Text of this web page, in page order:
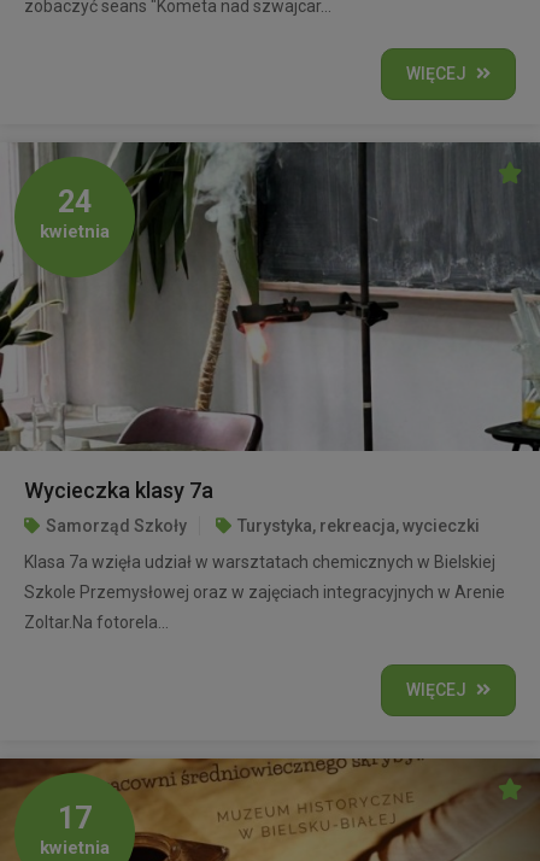
zobaczyć seans "Kometa nad szwajcar...
WIĘCEJ
24
kwietnia
Wycieczka klasy 7a
Samorząd Szkoły
Turystyka, rekreacja, wycieczki
Klasa 7a wzięła udział w warsztatach chemicznych w Bielskiej
Szkole Przemysłowej oraz w zajęciach integracyjnych w Arenie
Zoltar.Na fotorela...
WIĘCEJ
17
kwietnia